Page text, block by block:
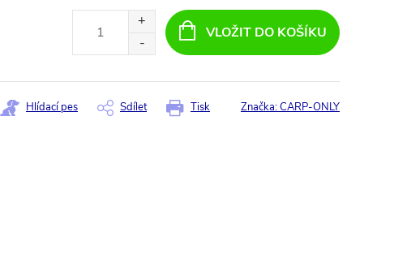
VLOŽIT DO KOŠÍKU
Tisk
Hlídací pes Sdílet Značka:CARP-ONLY